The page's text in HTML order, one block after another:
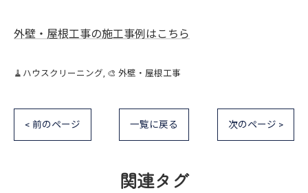
外壁・屋根工事の施工事例はこちら
🧹ハウスクリーニング 🎨 外壁・屋根工事
< 前のページ 一覧に戻る 次のページ >
関連タグ